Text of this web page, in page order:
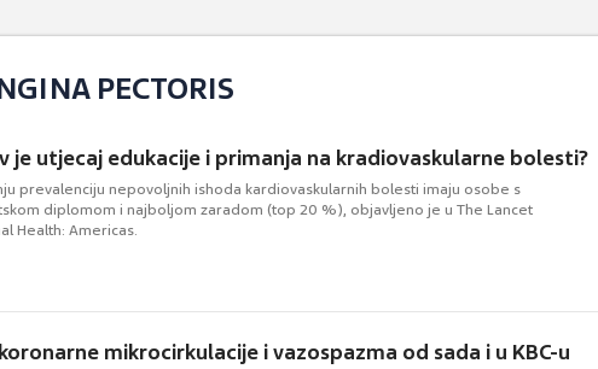
PECTORIS
je utjecaj edukacije i primanja na kradiovaskularne bolesti?
prevalenciju nepovoljnih ishoda kardiovaskularnih bolesti imaju osobe s
diplomom i najboljom zaradom (top 20 %), objavljeno je u The Lancet
Health: Americas.
mikrocirkulacije i vazospazma od sada i u KBC-u